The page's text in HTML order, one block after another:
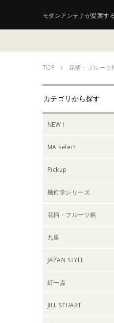
モダンアンテナが提案す
TOP 花柄・フルーツ
カテゴリから探す
NEW！
MA select
Pickup
幾何学シリーズ
花柄・フルーツ柄
九重
JAPAN STYLE
紅一点
JILL STUART